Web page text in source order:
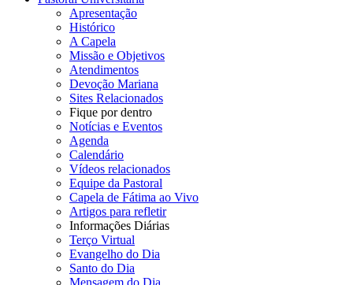
Apresentação
Histórico
A Capela
Missão e Objetivos
Atendimentos
Devoção Mariana
Sites Relacionados
Fique por dentro
Notícias e Eventos
Agenda
Calendário
Vídeos relacionados
Equipe da Pastoral
Capela de Fátima ao Vivo
Artigos para refletir
Informações Diárias
Terço Virtual
Evangelho do Dia
Santo do Dia
Mensagem do Dia